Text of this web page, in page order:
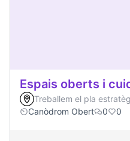
Espais oberts i
Treballem el pla
Canòdrom Obert
0 0